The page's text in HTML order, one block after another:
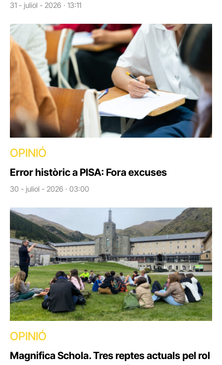
31 - juliol - 2026 · 13:11
OPINIÓ
Error històric a PISA: Fora excuses
30 - juliol - 2026 · 03:00
OPINIÓ
Magnifica Schola. Tres reptes actuals pel rol